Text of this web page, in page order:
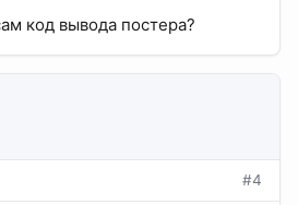
код вывода постера?
#4